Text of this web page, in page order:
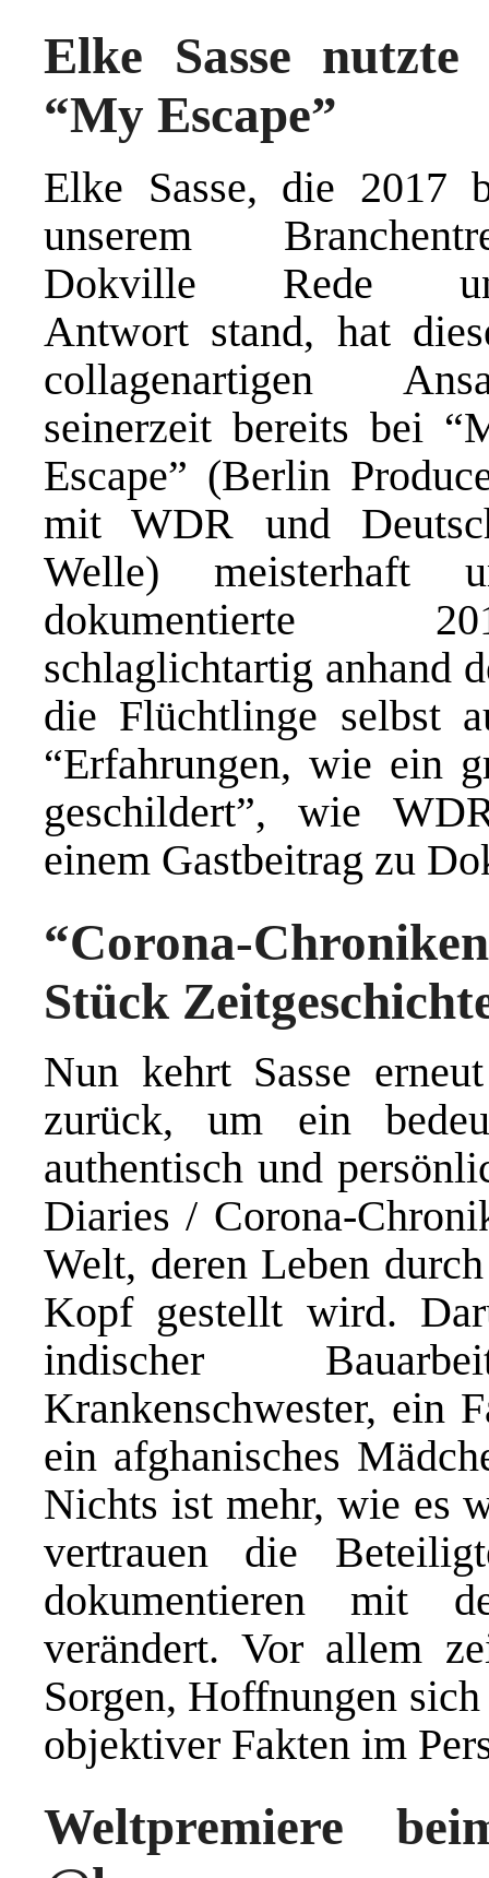
Elke Sasse
“My Escape”
Elke Sasse, die 2017
unserem
Dokville Rede
Antwort stand, hat
collagenartigen
seinerzeit bereits bei
Escape” (Berlin
mit WDR und
Welle) meisterhaft
dokumentierte
schlaglichtartig anhand
die Flüchtlinge selbst
“Erfahrungen, wie ein
geschildert”, wie
einem Gastbeitrag zu
“Corona-
Stück
Nun kehrt Sasse
zurück, um ein
authentisch und
Diaries / Corona-
Welt, deren Leben
Kopf gestellt wird.
indischer
Krankenschwester, ein
ein afghanisches
Nichts ist mehr, wie es
vertrauen die
dokumentieren mit
verändert. Vor allem
Sorgen, Hoffnungen
objektiver Fakten im
Weltpremiere